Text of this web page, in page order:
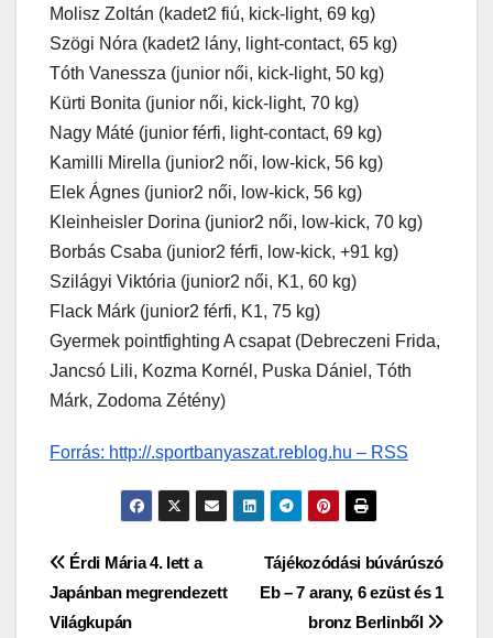
Molisz Zoltán (kadet2 fiú, kick-light, 69 kg)
Szögi Nóra (kadet2 lány, light-contact, 65 kg)
Tóth Vanessza (junior női, kick-light, 50 kg)
Kürti Bonita (junior női, kick-light, 70 kg)
Nagy Máté (junior férfi, light-contact, 69 kg)
Kamilli Mirella (junior2 női, low-kick, 56 kg)
Elek Ágnes (junior2 női, low-kick, 56 kg)
Kleinheisler Dorina (junior2 női, low-kick, 70 kg)
Borbás Csaba (junior2 férfi, low-kick, +91 kg)
Szilágyi Viktória (junior2 női, K1, 60 kg)
Flack Márk (junior2 férfi, K1, 75 kg)
Gyermek pointfighting A csapat (Debreczeni Frida,
Jancsó Lili, Kozma Kornél, Puska Dániel, Tóth
Márk, Zodoma Zétény)
Forrás: http://.sportbanyaszat.reblog.hu – RSS
Bejegyzés
navigáció
Tájékozódási búvárúszó
Eb – 7 arany, 6 ezüst és 1
bronz Berlinből
Érdi Mária 4. lett a
Japánban megrendezett
Világkupán